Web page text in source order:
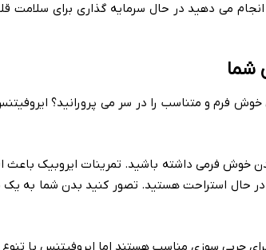
می دهید در حال سرمایه گذاری برای سلامت
شما
فرم و متناسب را در سر می پرورانید؟
خوش ‌فرمی داشته باشید. تمرینات ایروبیک باعث
در حال استراحت هستید. تصور کنید بدن شما به
چربی سوزی مناسب هستند اما ایروفیتنس با